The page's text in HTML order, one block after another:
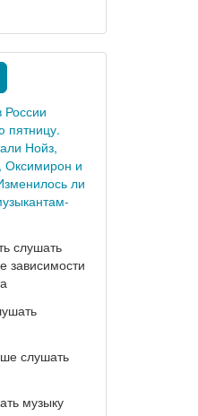
России
пятницу.
Нойз,
Оксимирон и
ли
слушать
зависимости
слушать
музыку